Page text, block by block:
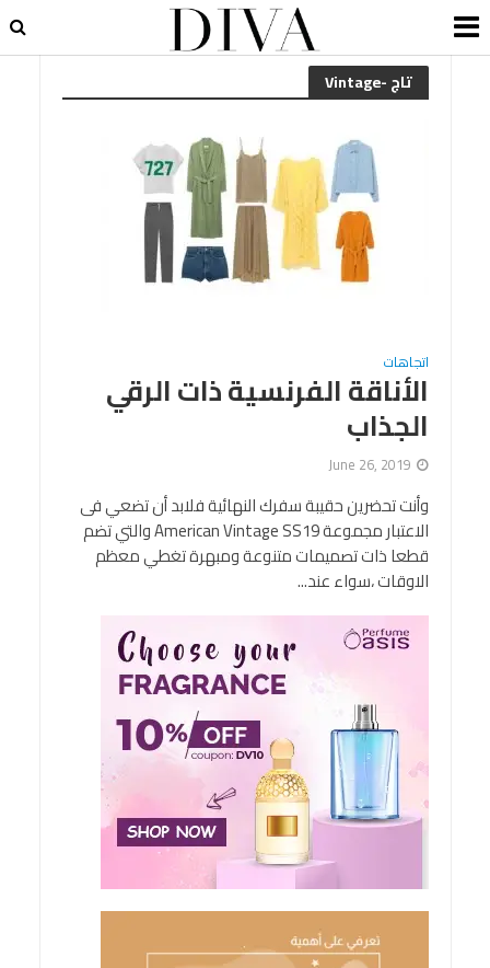
تاج -Vintage
اتجاهات
الأناقة الفرنسية ذات الرقي
الجذاب
June 26, 2019
وأنت تحضرين حقيبة سفرك النهائية فلابد أن تضعي فى
الاعتبار مجموعة American Vintage SS19 والتي تضم
قطعا ذات تصميمات متنوعة ومبهرة تغطي معظم
الاوقات ،سواء عند...